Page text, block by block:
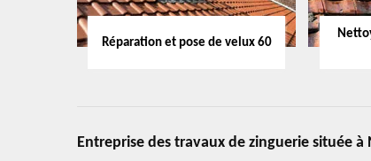
Réparation et pose de velux 60
Entreprise des travaux de zinguerie située à